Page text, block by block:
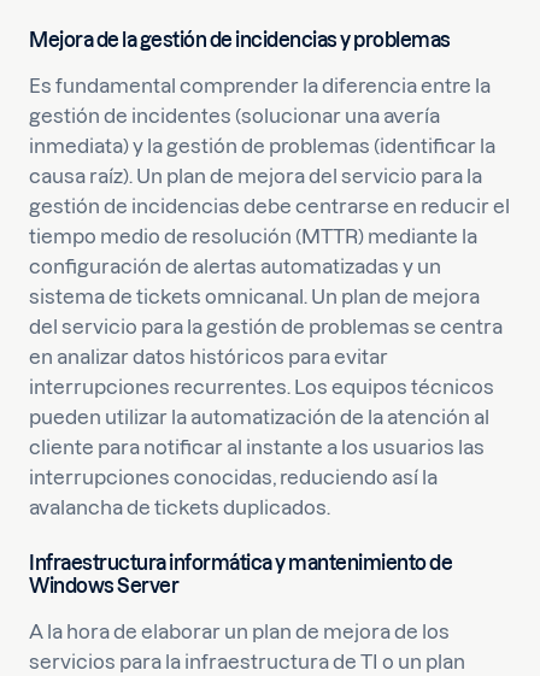
Mejora de la gestión de incidencias y problemas
Es fundamental comprender la diferencia entre la
gestión de incidentes (solucionar una avería
inmediata) y la gestión de problemas (identificar la
causa raíz). Un plan de mejora del servicio para la
gestión de incidencias debe centrarse en reducir el
tiempo medio de resolución (MTTR) mediante la
configuración de alertas automatizadas y un
sistema de tickets omnicanal. Un plan de mejora
del servicio para la gestión de problemas se centra
en analizar datos históricos para evitar
interrupciones recurrentes. Los equipos técnicos
pueden utilizar la automatización de la atención al
cliente para notificar al instante a los usuarios las
interrupciones conocidas, reduciendo así la
avalancha de tickets duplicados.
Infraestructura informática y mantenimiento de
Windows Server
A la hora de elaborar un plan de mejora de los
servicios para la infraestructura de TI o un plan